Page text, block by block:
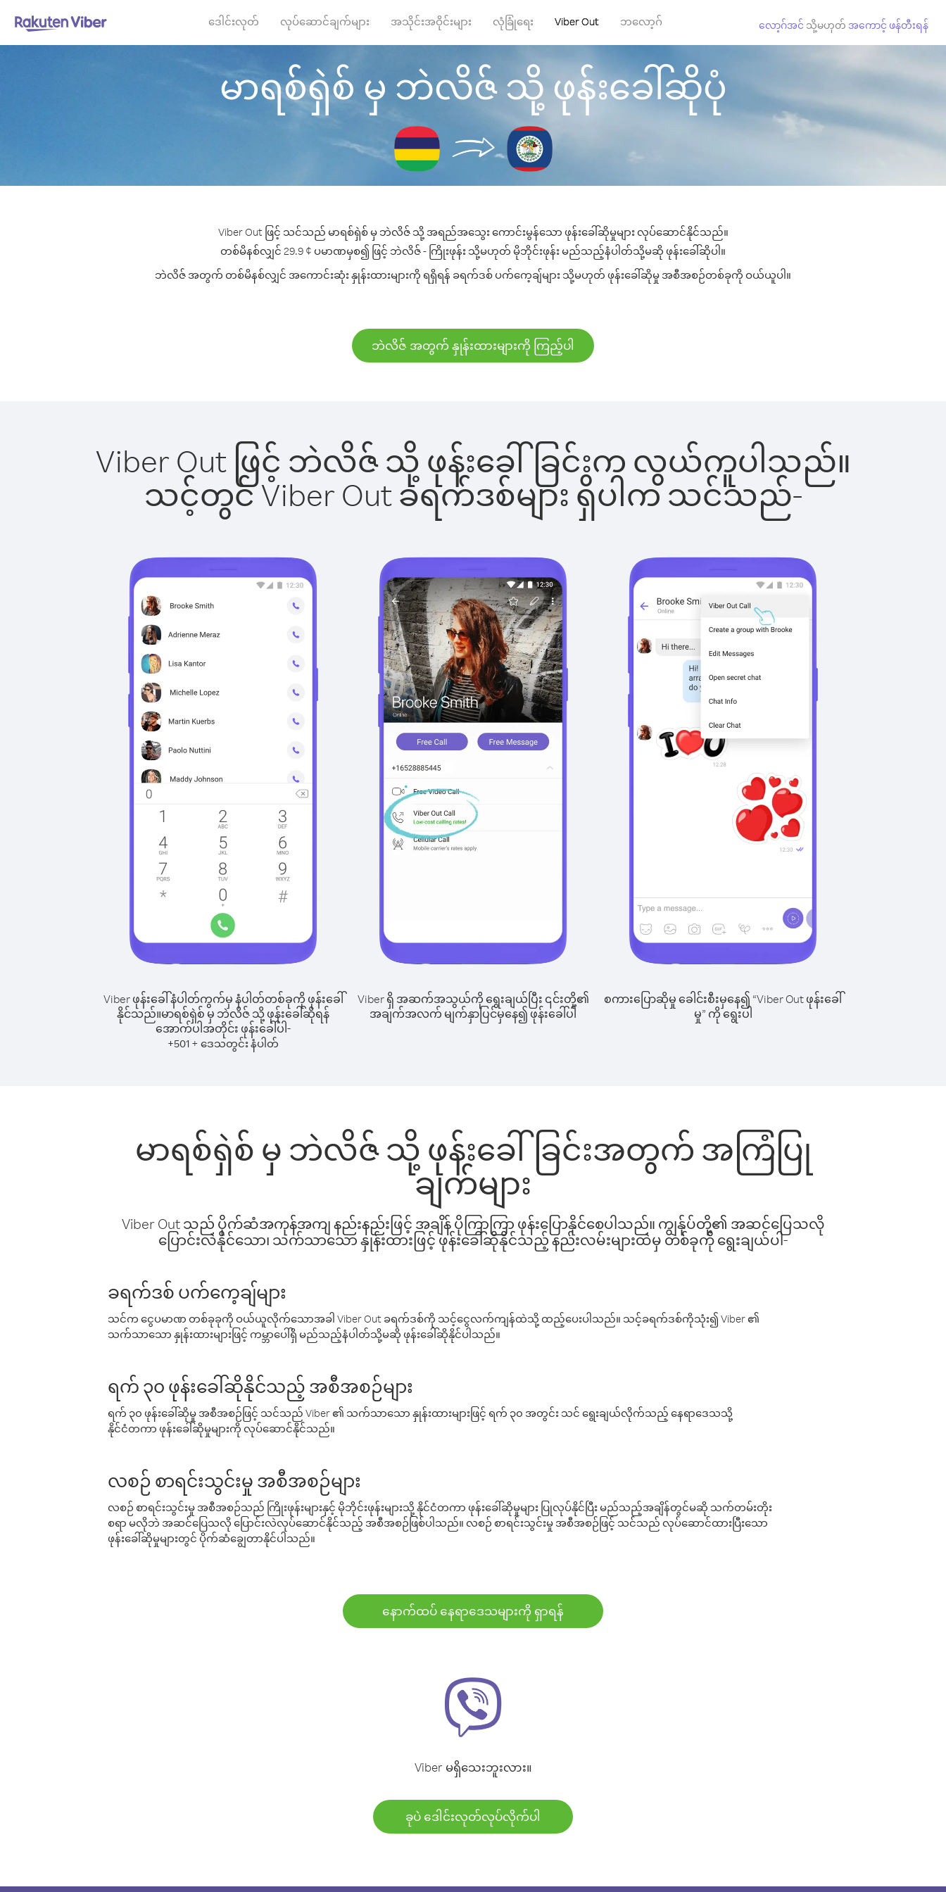
ဒေါင်းလုတ် လုပ်ဆောင်ချက်များ အသိုင်းအဝိုင်းများ လုံခြုံရေး Viber Out ဘလော့ဂ် လော့ဂ်အင် သို့မဟုတ် အကောင့် ဖန်တီးရန်
မာရစ်ရှဲစ် မှ ဘဲလိဇ် သို့ ဖုန်းခေါ်ဆိုပုံ
Viber Out ဖြင့် သင်သည် မာရစ်ရှဲစ် မှ ဘဲလိဇ် သို့ အရည်အသွေး ကောင်းမွန်သော ဖုန်းခေါ်ဆိုမှုများ လုပ်ဆောင်နိုင်သည်။
တစ်မိနစ်လျှင် 29.9 ¢ ပမာဏမှစ၍ ဖြင့် ဘဲလိဇ် - ကြိုးဖုန်း သို့မဟုတ် မိုဘိုင်းဖုန်း မည်သည့်နံပါတ်သို့မဆို ဖုန်းခေါ်ဆိုပါ။
ဘဲလိဇ် အတွက် တစ်မိနစ်လျှင် အကောင်းဆုံး နှုန်းထားများကို ရရှိရန် ခရက်ဒစ် ပက်ကေ့ချ်များ သို့မဟုတ် ဖုန်းခေါ်ဆိုမှု အစီအစဉ်တစ်ခုကို ဝယ်ယူပါ။
ဘဲလိဇ် အတွက် နှုန်းထားများကို ကြည့်ပါ
Viber Out ဖြင့် ဘဲလိဇ် သို့ ဖုန်းခေါ်ခြင်းက လွယ်ကူပါသည်။
သင့်တွင် Viber Out ခရက်ဒစ်များ ရှိပါက သင်သည်-
Viber ဖုန်းခေါ်နံပါတ်ကွက်မှ နံပါတ်တစ်ခုကို ဖုန်းခေါ်
နိုင်သည်။မာရစ်ရှဲစ် မှ ဘဲလိဇ် သို့ ဖုန်းခေါ်ဆိုရန်
အောက်ပါအတိုင်း ဖုန်းခေါ်ပါ-
+501 + ဒေသတွင်း နံပါတ်
Viber ရှိ အဆက်အသွယ်ကို ရွေးချယ်ပြီး ၎င်းတို့၏
အချက်အလက် မျက်နှာပြင်မှနေ၍ ဖုန်းခေါ်ပါ
စကားပြောဆိုမှု ခေါင်းစီးမှနေ၍ “Viber Out ဖုန်းခေါ်
မှု” ကို ရွေးပါ
မာရစ်ရှဲစ် မှ ဘဲလိဇ် သို့ ဖုန်းခေါ်ခြင်းအတွက် အကြံပြု
ချက်များ
Viber Out သည် ပိုက်ဆံအကုန်အကျ နည်းနည်းဖြင့် အချိန် ပိုကြာကြာ ဖုန်းပြောနိုင်စေပါသည်။ ကျွန်ုပ်တို့၏ အဆင်ပြေသလို
ပြောင်းလဲနိုင်သော၊ သက်သာသော နှုန်းထားဖြင့် ဖုန်းခေါ်ဆိုနိုင်သည့် နည်းလမ်းများထဲမှ တစ်ခုကို ရွေးချယ်ပါ-
ခရက်ဒစ် ပက်ကေ့ချ်များ
သင်က ငွေပမာဏ တစ်ခုခုကို ဝယ်ယူလိုက်သောအခါ Viber Out ခရက်ဒစ်ကို သင့်ငွေလက်ကျန်ထဲသို့ ထည့်ပေးပါသည်။ သင့်ခရက်ဒစ်ကိုသုံး၍ Viber ၏
သက်သာသော နှုန်းထားများဖြင့် ကမ္ဘာပေါ်ရှိ မည်သည့်နံပါတ်သို့မဆို ဖုန်းခေါ်ဆိုနိုင်ပါသည်။
ရက် ၃၀ ဖုန်းခေါ်ဆိုနိုင်သည့် အစီအစဉ်များ
ရက် ၃၀ ဖုန်းခေါ်ဆိုမှု အစီအစဉ်ဖြင့် သင်သည် Viber ၏ သက်သာသော နှုန်းထားများဖြင့် ရက် ၃၀ အတွင်း သင် ရွေးချယ်လိုက်သည့် နေရာဒေသသို့
နိုင်ငံတကာ ဖုန်းခေါ်ဆိုမှုများကို လုပ်ဆောင်နိုင်သည်။
လစဉ် စာရင်းသွင်းမှု အစီအစဉ်များ
လစဉ် စာရင်းသွင်းမှု အစီအစဉ်သည် ကြိုးဖုန်းများနှင့် မိုဘိုင်းဖုန်းများသို့ နိုင်ငံတကာ ဖုန်းခေါ်ဆိုမှုများ ပြုလုပ်နိုင်ပြီး မည်သည့်အချိန်တွင်မဆို သက်တမ်းတိုး
စရာ မလိုဘဲ အဆင်ပြေသလို ပြောင်းလဲလုပ်ဆောင်နိုင်သည့် အစီအစဉ်ဖြစ်ပါသည်။ လစဉ် စာရင်းသွင်းမှု အစီအစဉ်ဖြင့် သင်သည် လုပ်ဆောင်ထားပြီးသော
ဖုန်းခေါ်ဆိုမှုများတွင် ပိုက်ဆံချွေတာနိုင်ပါသည်။
နောက်ထပ် နေရာဒေသများကို ရှာရန်
Viber မရှိသေးဘူးလား။
ခုပဲ ဒေါင်းလုတ်လုပ်လိုက်ပါ